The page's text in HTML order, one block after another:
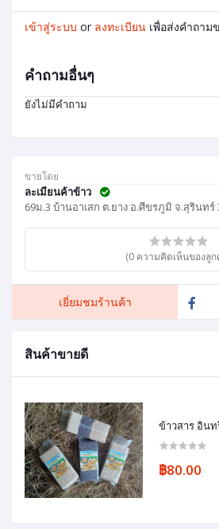
ขายโดย
ละเมียนค้าข้าว
69ม.3 บ้านอาเสก ต.ยาง อ.ศีขรภูมิ จ.สุรินทร์
(0 ความคิดเห็นของลูก
เยี่ยมชมร้านค้า
สินค้าขายดี
ข้าวสาร อิน
฿80.00
เข้าสู่ระบบ or ลงทะเบียน เพื่อส่งคำถา
คำถามอื่นๆ
ยังไม่มีคำถาม